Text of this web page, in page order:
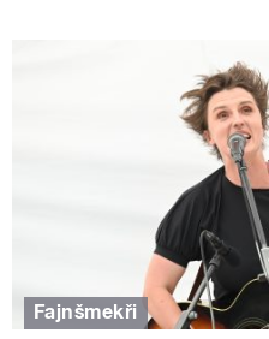
Fajnšmekři